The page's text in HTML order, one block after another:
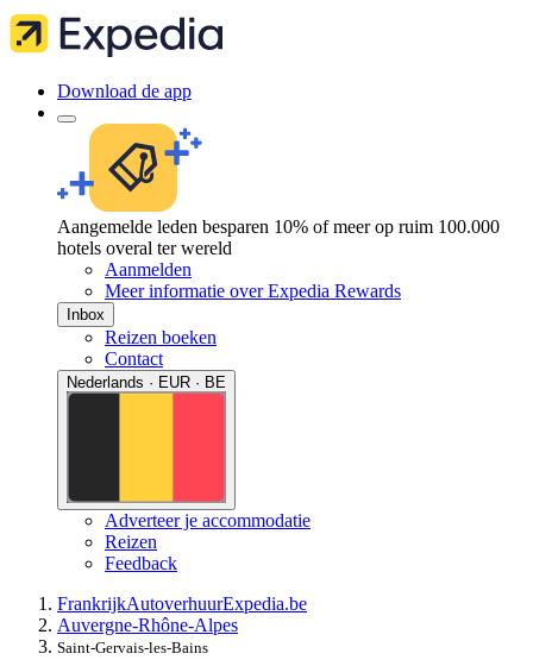
Download de app
Aangemelde leden besparen 10% of meer op ruim 100.000
hotels overal ter wereld
Aanmelden
Meer informatie over Expedia Rewards
Inbox
Reizen boeken
Contact
Nederlands · EUR · BE
Adverteer je accommodatie
Reizen
Feedback
FrankrijkAutoverhuurExpedia.be
Auvergne-Rhône-Alpes
Saint-Gervais-les-Bains